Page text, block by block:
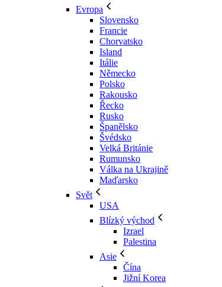
Evropa
Slovensko
Francie
Chorvatsko
Island
Itálie
Německo
Polsko
Rakousko
Řecko
Rusko
Španělsko
Švédsko
Velká Británie
Rumunsko
Válka na Ukrajině
Maďarsko
Svět
USA
Blízký východ
Izrael
Palestina
Asie
Čína
Jižní Korea